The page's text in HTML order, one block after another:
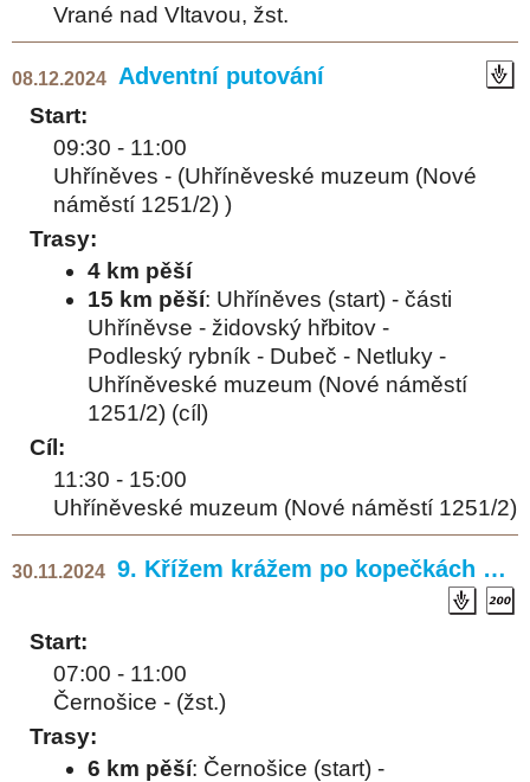
Vrané nad Vltavou, žst.
08.12.2024 Adventní putování
Start:
09:30 - 11:00
Uhříněves - (Uhříněveské muzeum (Nové
náměstí 1251/2) )
Trasy:
4 km pěší
15 km pěší: Uhříněves (start) - části
Uhříněvse - židovský hřbitov -
Podleský rybník - Dubeč - Netluky -
Uhříněveské muzeum (Nové náměstí
1251/2) (cíl)
Cíl:
11:30 - 15:00
Uhříněveské muzeum (Nové náměstí 1251/2)
30.11.2024 9. Křížem krážem po kopečkách …
Start:
07:00 - 11:00
Černošice - (žst.)
Trasy:
6 km pěší: Černošice (start) -